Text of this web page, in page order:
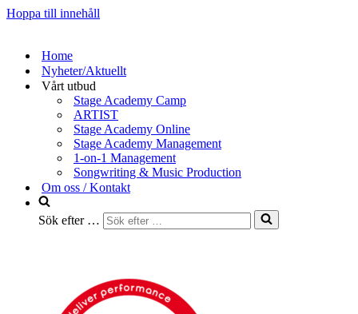
Hoppa till innehåll
Home
Nyheter/Aktuellt
Vårt utbud
Stage Academy Camp
ARTIST
Stage Academy Online
Stage Academy Management
1-on-1 Management
Songwriting & Music Production
Om oss / Kontakt
Sök efter …